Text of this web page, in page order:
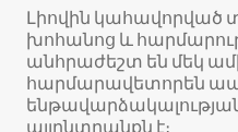
Լիովին կահավորված
խոհանոց և
անհրաժեշտ են մեկ
հարմարավետորեն
այլընտրանքն է։